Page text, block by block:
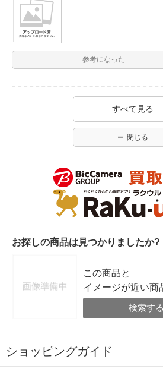
参考になった
すべて見る
閉じる
お探しの商品は見つかりましたか?
この商品と
イメージが近い商
検索する
ショッピングガイド